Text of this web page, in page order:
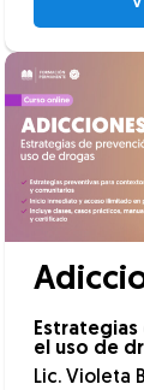
el uso de
Lic. Violeta